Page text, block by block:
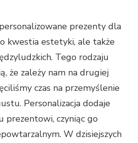
prezenty dla
kwestia estetyki, ale także
Tego rodzaju
że zależy nam na drugiej
czas na przemyślenie
Personalizacja dodaje
prezentowi, czyniąc go
W dzisiejszych